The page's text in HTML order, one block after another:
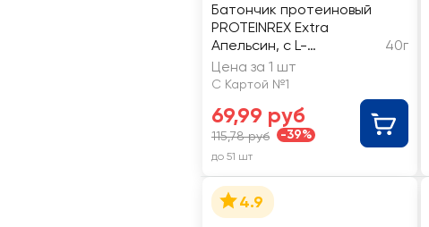
Батончик протеиновый
PROTEINREX Extra
Апельсин, с L-
карнитином
40г
Цена за 1 шт
С Картой №1
69,99 руб
115,78 руб -39%
до 51 шт
4.9